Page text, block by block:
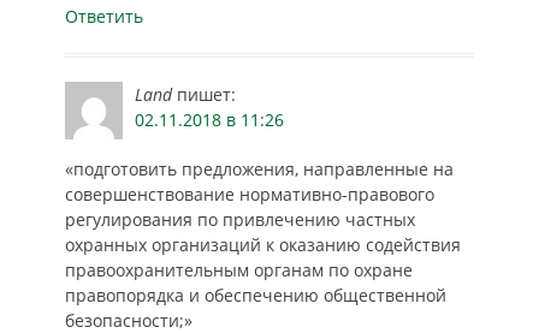
Ответить
Land пишет:
02.11.2018 в 11:26
«подготовить предложения, направленные на
совершенствование нормативно-правового
регулирования по привлечению частных
охранных организаций к оказанию содействия
правоохранительным органам по охране
правопорядка и обеспечению общественной
безопасности;»